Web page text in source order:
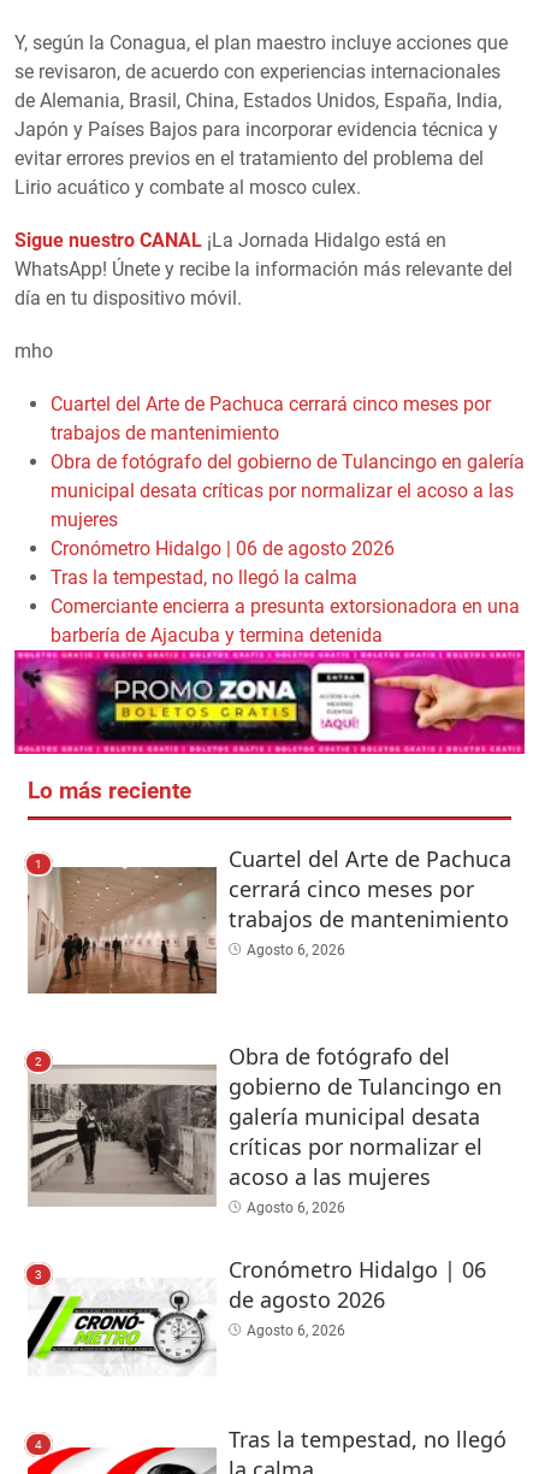
Y, según la Conagua, el plan maestro incluye acciones que
se revisaron, de acuerdo con experiencias internacionales
de Alemania, Brasil, China, Estados Unidos, España, India,
Japón y Países Bajos para incorporar evidencia técnica y
evitar errores previos en el tratamiento del problema del
Lirio acuático y combate al mosco culex.
Sigue nuestro CANAL ¡La Jornada Hidalgo está en
WhatsApp! Únete y recibe la información más relevante del
día en tu dispositivo móvil.
mho
Cuartel del Arte de Pachuca cerrará cinco meses por
trabajos de mantenimiento
Obra de fotógrafo del gobierno de Tulancingo en galería
municipal desata críticas por normalizar el acoso a las
mujeres
Cronómetro Hidalgo | 06 de agosto 2026
Tras la tempestad, no llegó la calma
Comerciante encierra a presunta extorsionadora en una
barbería de Ajacuba y termina detenida
Lo más reciente
1
Cuartel del Arte de Pachuca
cerrará cinco meses por
trabajos de mantenimiento
Agosto 6, 2026
2
Obra de fotógrafo del
gobierno de Tulancingo en
galería municipal desata
críticas por normalizar el
acoso a las mujeres
Agosto 6, 2026
3
Cronómetro Hidalgo | 06
de agosto 2026
Agosto 6, 2026
4
Tras la tempestad, no llegó